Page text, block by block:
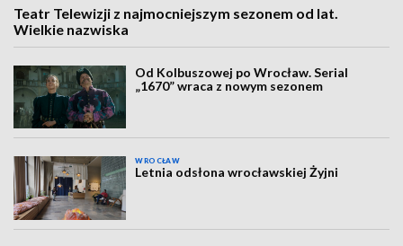
Teatr Telewizji z najmocniejszym sezonem od lat.
Wielkie nazwiska
Od Kolbuszowej po Wrocław. Serial
„1670” wraca z nowym sezonem
WROCŁAW
Letnia odsłona wrocławskiej Żyjni